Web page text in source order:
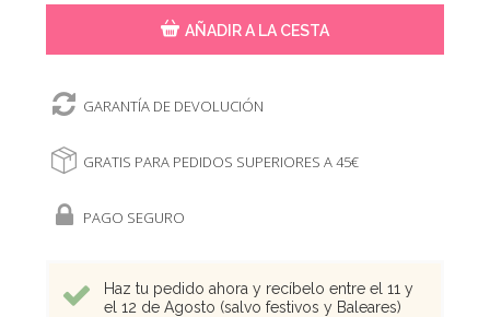
AÑADIR A LA CESTA
GARANTÍA DE DEVOLUCIÓN
GRATIS PARA PEDIDOS SUPERIORES A 45€
PAGO SEGURO
Haz tu pedido ahora y recíbelo entre el 11 y
el 12 de Agosto (salvo festivos y Baleares)